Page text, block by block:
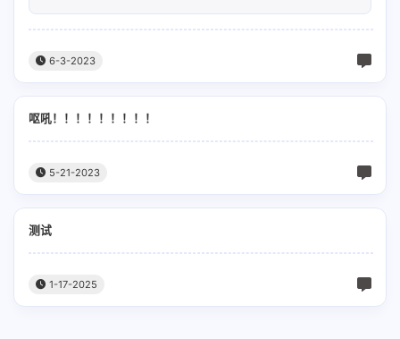
6-3-2023
呕吼！！！！！！！！！
5-21-2023
测试
1-17-2025